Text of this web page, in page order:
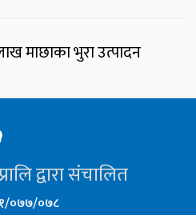
माछाका भुरा उत्पादन
द्वारा संचालित
०७७/०७८